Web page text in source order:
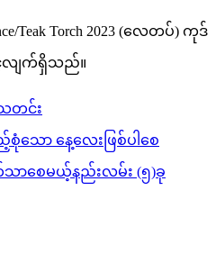
Torch 2023 (လေတပ်) ကုဒ်
လျက်ရှိသည်။
တင်း
စုံသော နေ့လေးဖြစ်ပါစေ
ာစေမယ့်နည်းလမ်း (၅)ခု